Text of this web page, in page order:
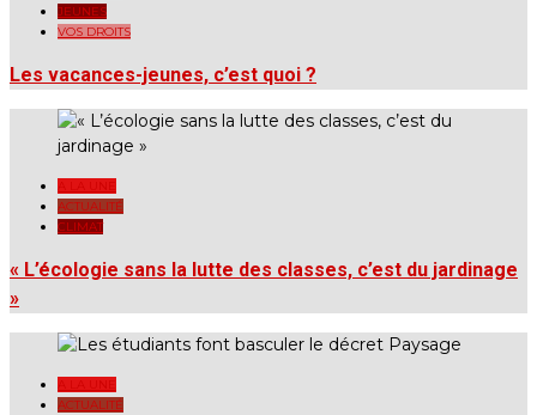
JEUNES
VOS DROITS
Les vacances-jeunes, c’est quoi ?
ACTUALITÉ
CLIMAT
« L’écologie sans la lutte des classes, c’est du jardinage
»
ACTUALITÉ